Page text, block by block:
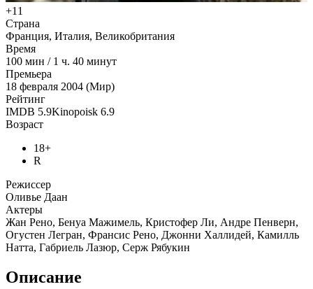
+11
Страна
Франция, Италия, Великобритания
Время
100 мин / 1 ч. 40 минут
Премьера
18 февраля 2004 (Мир)
Рейтинг
IMDB 5.9Kinopoisk 6.9
Возраст
18+
R
Режиссер
Оливье Даан
Актеры
Жан Рено, Бенуа Мажимель, Кристофер Ли, Андре Пенверн,
Огустен Легран, Франсис Рено, Джонни Халлидей, Камилль
Натта, Габриель Лазюр, Серж Рябукин
Описание